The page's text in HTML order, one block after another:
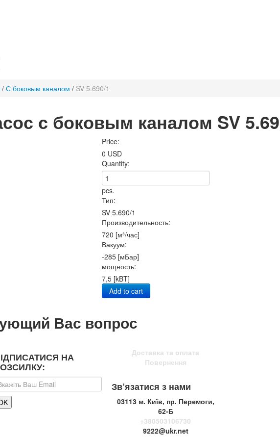
/ С боковым каналом / SV 5.690/1
с боковым каналом SV
Price:
0 USD
Quantity:
pcs.
Тип:
SV 5.690/1
Производительность:
720 [м³/час]
Вакуум:
-285 [мБар]
мощность:
7,5 [kBT]
Add to cart
Вас вопрос
НА
Доставка та оплата
Повернення
Зв’язатися з нами
03113 м. Київ, пр. Перемоги,
62-Б
+380503106730
9222@ukr.net